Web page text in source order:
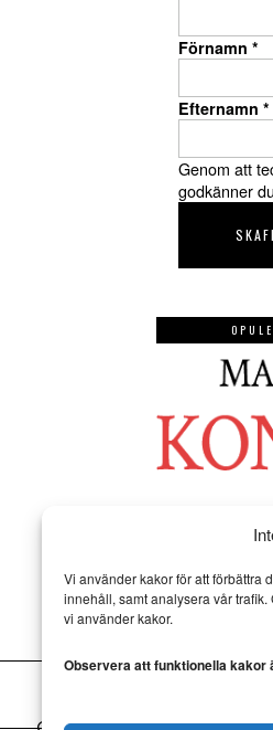
Vi använder kakor för att förbättra
innehåll, samt analysera vår
vi använder kakor.
Observera att funktionella kakor
Förnamn *
Efternamn *
Genom att
godkänner